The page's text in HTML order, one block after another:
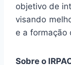
objetivo de
visando
e a formação
Sobre o